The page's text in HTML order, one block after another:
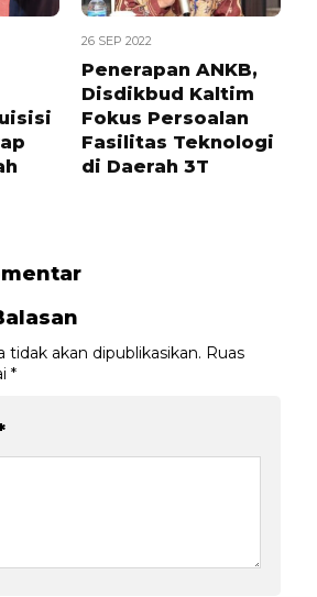
26 SEP 2022
Penerapan ANKB,
Disdikbud Kaltim
Fokus Persoalan
Fasilitas Teknologi
di Daerah 3T
tidak akan dipublikasikan. Ruas
*